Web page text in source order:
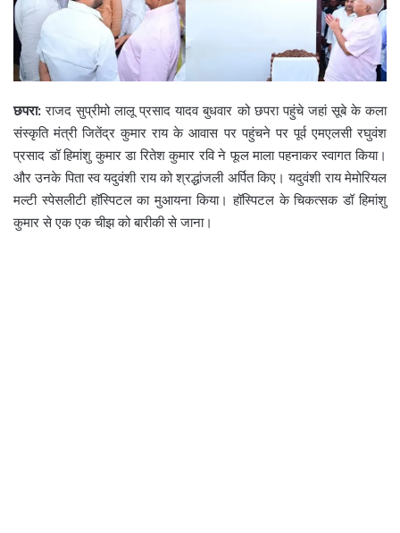
छपरा: राजद सुप्रीमो लालू प्रसाद यादव बुधवार को छपरा पहुंचे जहां सूबे के कला
संस्कृति मंत्री जितेंद्र कुमार राय के आवास पर पहुंचने पर पूर्व एमएलसी रघुवंश
प्रसाद डॉ हिमांशु कुमार डा रितेश कुमार रवि ने फूल माला पहनाकर स्वागत किया।
और उनके पिता स्व यदुवंशी राय को श्रद्धांजली अर्पित किए। यदुवंशी राय मेमोरियल
मल्टी स्पेसलीटी हॉस्पिटल का मुआयना किया। हॉस्पिटल के चिकत्सक डॉ हिमांशु
कुमार से एक एक चीझ को बारीकी से जाना।